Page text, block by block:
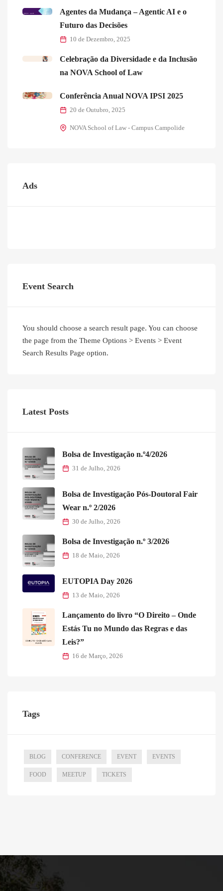
Agentes da Mudança – Agentic AI e o
Futuro das Decisões
10 de Dezembro, 2025
Celebração da Diversidade e da Inclusão
na NOVA School of Law
Conferência Anual NOVA IPSI 2025
20 de Outubro, 2025
NOVA School of Law - Campus Campolide
Ads
Event Search
You should choose a search result page. You can choose
the page from the Theme Options > Events > Event
Search Results Page option.
Latest Posts
Bolsa de Investigação n.º4/2026
31 de Julho, 2026
Bolsa de Investigação Pós-Doutoral Fair
Wear n.º 2/2026
30 de Julho, 2026
Bolsa de Investigação n.º 3/2026
18 de Maio, 2026
EUTOPIA Day 2026
13 de Maio, 2026
Lançamento do livro “O Direito – Onde
Estás Tu no Mundo das Regras e das
Leis?”
16 de Março, 2026
Tags
BLOG CONFERENCE EVENT EVENTS
FOOD MEETUP TICKETS